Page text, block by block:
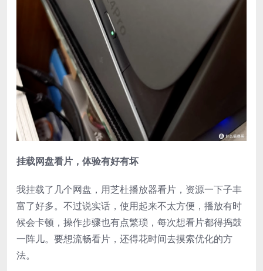
挂载网盘看片，体验有好有坏​
我挂载了几个网盘，用芝杜播放器看片，资源一下子丰
富了好多。不过说实话，使用起来不太方便，播放有时
候会卡顿，操作步骤也有点繁琐，每次想看片都得捣鼓
一阵儿。要想流畅看片，还得花时间去摸索优化的方
法。​